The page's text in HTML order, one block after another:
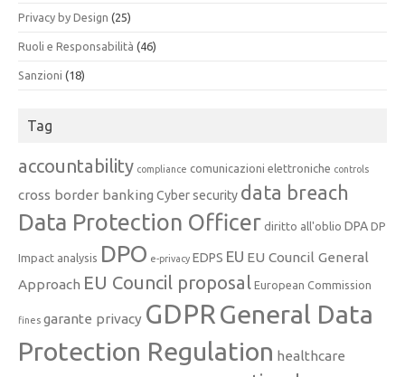
Privacy by Design (25)
Ruoli e Responsabilità (46)
Sanzioni (18)
Tag
accountability compliance comunicazioni elettroniche controls
cross border banking Cyber security data breach
Data Protection Officer diritto all'oblio DPA DP
Impact analysis DPO e-privacy EDPS EU EU Council General
Approach EU Council proposal European Commission
fines garante privacy GDPRGeneral Data
Protection Regulation healthcare